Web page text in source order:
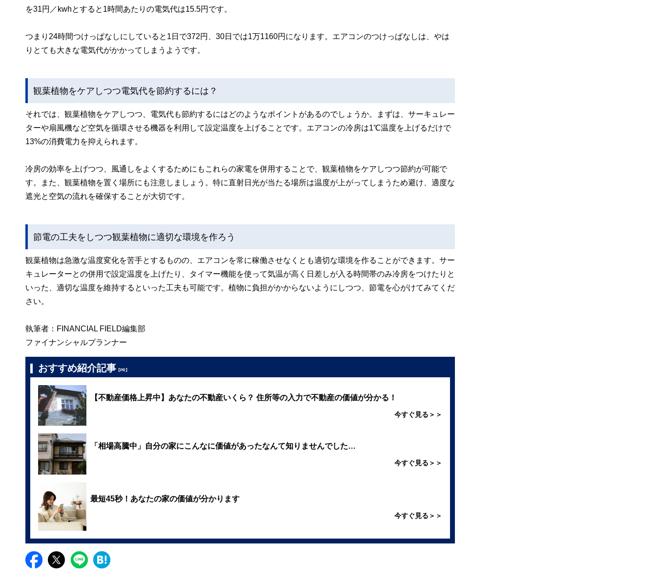
を31円／kwhとすると1時間あたりの電気代は15.5円です。
つまり24時間つけっぱなしにしていると1日で372円、30日では1万1160円になります。エアコンのつけっぱなしは、やは
りとても大きな電気代がかかってしまうようです。
観葉植物をケアしつつ電気代を節約するには？
それでは、観葉植物をケアしつつ、電気代も節約するにはどのようなポイントがあるのでしょうか。まずは、サーキュレー
ターや扇風機など空気を循環させる機器を利用して設定温度を上げることです。エアコンの冷房は1℃温度を上げるだけで
13%の消費電力を抑えられます。
冷房の効率を上げつつ、風通しをよくするためにもこれらの家電を併用することで、観葉植物をケアしつつ節約が可能で
す。また、観葉植物を置く場所にも注意しましょう。特に直射日光が当たる場所は温度が上がってしまうため避け、適度な
遮光と空気の流れを確保することが大切です。
節電の工夫をしつつ観葉植物に適切な環境を作ろう
観葉植物は急激な温度変化を苦手とするものの、エアコンを常に稼働させなくとも適切な環境を作ることができます。サー
キュレーターとの併用で設定温度を上げたり、タイマー機能を使って気温が高く日差しが入る時間帯のみ冷房をつけたりと
いった、適切な温度を維持するといった工夫も可能です。植物に負担がかからないようにしつつ、節電を心がけてみてくだ
さい。
執筆者：FINANCIAL FIELD編集部
ファイナンシャルプランナー
おすすめ紹介記事 【PR】
【不動産価格上昇中】あなたの不動産いくら？ 住所等の入力で不動産の価値が分かる！
今すぐ見る＞＞
「相場高騰中」自分の家にこんなに価値があったなんて知りませんでした…
今すぐ見る＞＞
最短45秒！あなたの家の価値が分かります
今すぐ見る＞＞